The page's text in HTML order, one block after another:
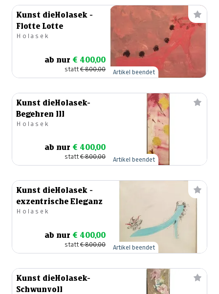
Kunst dieHolasek -
Flotte Lotte
Holasek
ab nur € 400,00
statt€ 800,00 Artikel beendet
Kunst dieHolasek-
Begehren III
Holasek
ab nur € 400,00
statt€ 800,00 Artikel beendet
Kunst dieHolasek -
exzentrische Eleganz
Holasek
ab nur € 400,00
statt€ 800,00 Artikel beendet
Kunst dieHolasek-
Schwunvoll